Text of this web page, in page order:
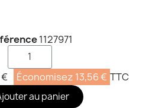
1127971
Économisez 13,56 € TTC
au panier